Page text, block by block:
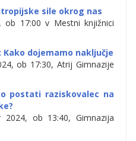
sile okrog nas
ob 17:00 v Mestni knjižnici
Kako dojemamo naključje
ob 17:30, Atrij Gimnazije
postati raziskovalec na
2024, ob 13:40, Gimnazija